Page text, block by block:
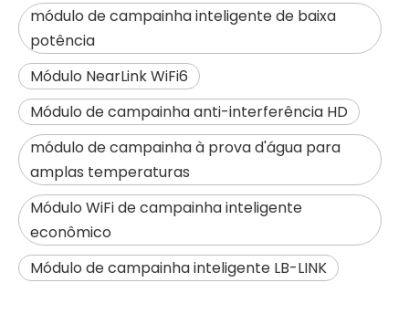
módulo de campainha inteligente de baixa
potência
Módulo NearLink WiFi6
Módulo de campainha anti-interferência HD
módulo de campainha à prova d'água para
amplas temperaturas
Módulo WiFi de campainha inteligente
econômico
Módulo de campainha inteligente LB-LINK